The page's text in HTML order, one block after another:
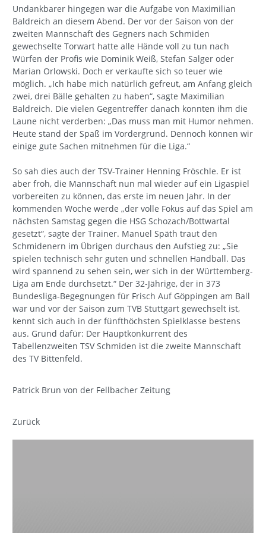
Undankbarer hingegen war die Aufgabe von Maximilian
Baldreich an diesem Abend. Der vor der Saison von der
zweiten Mannschaft des Gegners nach Schmiden
gewechselte Torwart hatte alle Hände voll zu tun nach
Würfen der Profis wie Dominik Weiß, Stefan Salger oder
Marian Orlowski. Doch er verkaufte sich so teuer wie
möglich. „Ich habe mich natürlich gefreut, am Anfang gleich
zwei, drei Bälle gehalten zu haben“, sagte Maximilian
Baldreich. Die vielen Gegentreffer danach konnten ihm die
Laune nicht verderben: „Das muss man mit Humor nehmen.
Heute stand der Spaß im Vordergrund. Dennoch können wir
einige gute Sachen mitnehmen für die Liga.“
So sah dies auch der TSV-Trainer Henning Fröschle. Er ist
aber froh, die Mannschaft nun mal wieder auf ein Ligaspiel
vorbereiten zu können, das erste im neuen Jahr. In der
kommenden Woche werde „der volle Fokus auf das Spiel am
nächsten Samstag gegen die HSG Schozach/Bottwartal
gesetzt“, sagte der Trainer. Manuel Späth traut den
Schmidenern im Übrigen durchaus den Aufstieg zu: „Sie
spielen technisch sehr guten und schnellen Handball. Das
wird spannend zu sehen sein, wer sich in der Württemberg-
Liga am Ende durchsetzt.“ Der 32-Jährige, der in 373
Bundesliga-Begegnungen für Frisch Auf Göppingen am Ball
war und vor der Saison zum TVB Stuttgart gewechselt ist,
kennt sich auch in der fünfthöchsten Spielklasse bestens
aus. Grund dafür: Der Hauptkonkurrent des
Tabellenzweiten TSV Schmiden ist die zweite Mannschaft
des TV Bittenfeld.
Patrick Brun von der Fellbacher Zeitung
Zurück